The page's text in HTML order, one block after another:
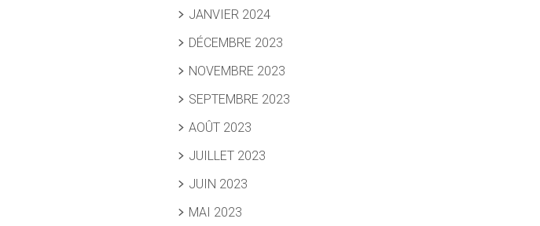
JANVIER 2024
DÉCEMBRE 2023
NOVEMBRE 2023
SEPTEMBRE 2023
AOÛT 2023
JUILLET 2023
JUIN 2023
MAI 2023